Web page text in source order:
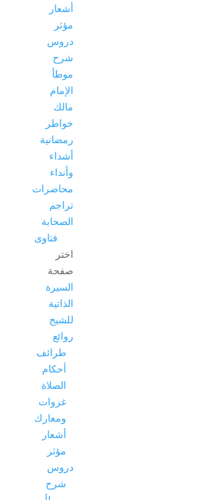
أشعار
مؤثر
دروس
شرح
موطأ
الإمام
مالك
خواطر
رمضانية
أشداء
وأنداء
محاضرات
تراجم
الصحابة
فتاوى
اختر
صفحة
السيرة
الذاتية
للشيخ
روائع
طرائف
أحكام
الصلاة
غزوات
ومعارك
أشعار
مؤثر
دروس
شرح